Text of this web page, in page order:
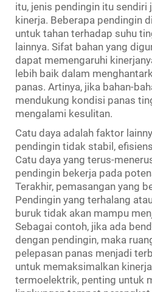
itu, jenis pendingin itu sendiri
kinerja. Beberapa pendingin
untuk tahan terhadap suhu
lainnya. Sifat bahan yang
dapat memengaruhi
lebih baik dalam
panas. Artinya, jika bahan-
mendukung kondisi panas
mengalami kesulitan.
Catu daya adalah faktor
pendingin tidak stabil,
Catu daya yang terus-
pendingin bekerja pada
Terakhir, pemasangan yang
Pendingin yang terhalang
buruk tidak akan mampu
Sebagai contoh, jika ada
dengan pendingin, maka
pelepasan panas menjadi
untuk memaksimalkan
termoelektrik, penting untuk